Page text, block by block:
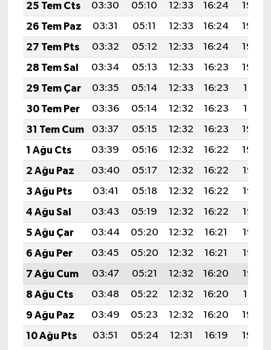
25 Tem Cts
03:30 05:10 12:33 16:24
19:45
26 Tem Paz
03:31 05:11 12:33 16:24
19:44
27 Tem Pts
03:32 05:12 12:33 16:24
19:43
28 Tem Sal
03:34 05:13 12:33 16:23
19:42
29 Tem Çar
03:35 05:14 12:33 16:23
19:41
30 Tem Per
03:36 05:14 12:32 16:23
19:41
31 Tem Cum
03:37 05:15 12:32 16:23
19:40
1 Ağu Cts
03:39 05:16 12:32 16:22
19:39
2 Ağu Paz
03:40 05:17 12:32 16:22
19:38
3 Ağu Pts
03:41 05:18 12:32 16:22
19:37
4 Ağu Sal
03:43 05:19 12:32 16:22
19:36
5 Ağu Çar
03:44 05:20 12:32 16:21
19:35
6 Ağu Per
03:45 05:20 12:32 16:21
19:33
7 Ağu Cum
03:47 05:21 12:32 16:20
19:32
8 Ağu Cts
03:48 05:22 12:32 16:20
19:31
9 Ağu Paz
03:49 05:23 12:32 16:20
19:30
10 Ağu Pts
03:51 05:24 12:31 16:19
19:29